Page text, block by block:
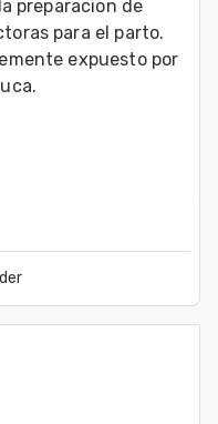
preparacion de
para el parto.
expuesto por